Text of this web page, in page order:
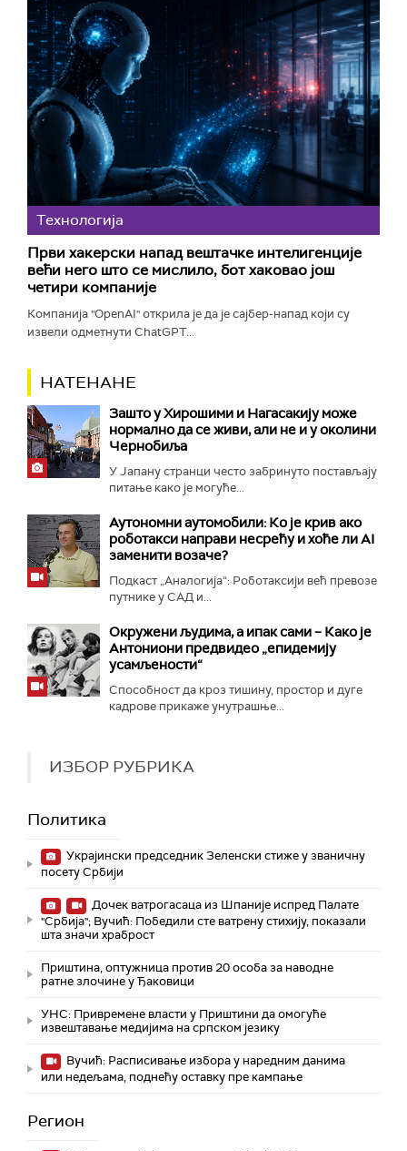
Технологијa
Први хакерски напад вештачке интелигенције
већи него што се мислило, бот хаковао још
четири компаније
Компанија "OpenAI" открила је да је сајбер-напад који су
извели одметнути ChatGPT...
НАТЕНАНЕ
Зашто у Хирошими и Нагасакију може
нормално да се живи, али не и у околини
Чернобиља
У Јапану странци често забринуто постављају
питање како је могуће...
Аутономни аутомобили: Ко је крив ако
роботакси направи несрећу и хоће ли AI
заменити возаче?
Подкаст „Аналогија“: Роботаксији већ превозе
путнике у САД и...
Окружени људима, а ипак сами – Како је
Антониони предвидео „епидемију
усамљености“
Способност да кроз тишину, простор и дуге
кадрове прикаже унутрашње...
ИЗБОР РУБРИКА
Политика
Украјински председник Зеленски стиже у званичну
посету Србији
Дочек ватрогасаца из Шпаније испред Палате
"Србија"; Вучић: Победили сте ватрену стихију, показали
шта значи храброст
Приштина, оптужница против 20 особа за наводне
ратне злочине у Ђаковици
УНС: Привремене власти у Приштини да омогуће
извештавање медијима на српском језику
Вучић: Расписивање избора у наредним данима
или недељама, поднећу оставку пре кампање
Регион